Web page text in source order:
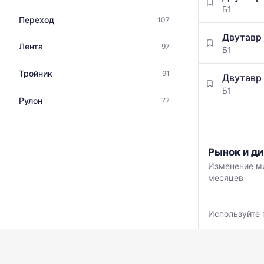
Переход 107
Лента 97
Тройник 91
Рулон 77
Б1
Двутавр
Б1
Двутавр
Б1
График
отражает
изменение
минимальной,
Рынок и
Изменение
месяцев